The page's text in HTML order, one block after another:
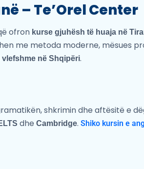
– Te’Orel Center
ofron kurse gjuhësh të huaja në
me metoda moderne, mësues
në Shqipëri.
shkrimin dhe aftësitë e
dhe Cambridge. Shiko kursin e